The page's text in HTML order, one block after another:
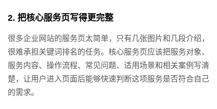
2. 把核心服务页写得更完整
很多企业网站的服务页太简单，只有几张图片和几段介绍，
很难承担关键词排名的任务。核心服务页应该把服务对象、
服务内容、操作流程、常见问题、适用场景和相关案例写清
楚，让用户进入页面后能够快速判断这项服务是否符合自己
的需求。